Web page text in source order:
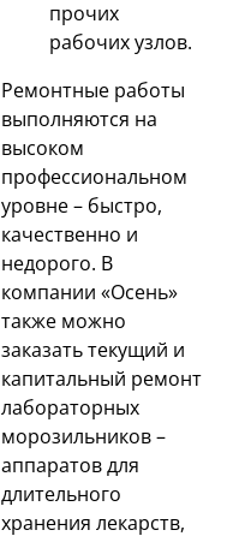
прочих
рабочих узлов.
Ремонтные работы
выполняются на
высоком
профессиональном
уровне – быстро,
качественно и
недорого. В
компании «Осень»
также можно
заказать текущий и
капитальный ремонт
лабораторных
морозильников –
аппаратов для
длительного
хранения лекарств,